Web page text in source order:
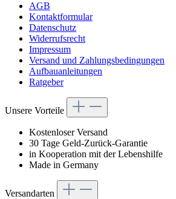
AGB
Kontaktformular
Datenschutz
Widerrufsrecht
Impressum
Versand und Zahlungsbedingungen
Aufbauanleitungen
Ratgeber
Unsere Vorteile
Kostenloser Versand
30 Tage Geld-Zurück-Garantie
in Kooperation mit der Lebenshilfe
Made in Germany
Versandarten